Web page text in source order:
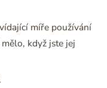
míře používání
když jste jej